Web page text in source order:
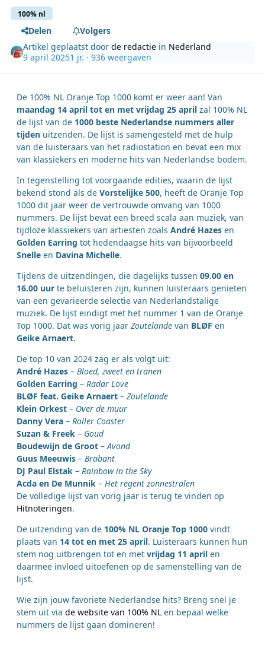
100% nl
Delen
Volgers
Artikel geplaatst doorde redactie in Nederland
9 april 20251 jr. · 936 weergaven
De 100% NL Oranje Top 1000 komt er weer aan! Van
maandag 14 april tot en met vrijdag 25 april zal 100% NL
de lijst van de 1000 beste Nederlandse nummers aller
tijden uitzenden. De lijst is samengesteld met de hulp
van de luisteraars van het radiostation en bevat een mix
van klassiekers en moderne hits van Nederlandse bodem.
In tegenstelling tot voorgaande edities, waarin de lijst
bekend stond als de Vorstelijke 500, heeft de Oranje Top
1000 dit jaar weer de vertrouwde omvang van 1000
nummers. De lijst bevat een breed scala aan muziek, van
tijdloze klassiekers van artiesten zoals André Hazes en
Golden Earring tot hedendaagse hits van bijvoorbeeld
Snelle en Davina Michelle.
Tijdens de uitzendingen, die dagelijks tussen 09.00 en
16.00 uur te beluisteren zijn, kunnen luisteraars genieten
van een gevarieerde selectie van Nederlandstalige
muziek. De lijst eindigt met het nummer 1 van de Oranje
Top 1000. Dat was vorig jaar Zoutelande van BLØF en
Geike Arnaert.
De top 10 van 2024 zag er als volgt uit:
André Hazes – Bloed, zweet en tranen
Golden Earring – Radar Love
BLØF feat. Geike Arnaert – Zoutelande
Klein Orkest – Over de muur
Danny Vera – Roller Coaster
Suzan & Freek – Goud
Boudewijn de Groot – Avond
Guus Meeuwis – Brabant
DJ Paul Elstak – Rainbow in the Sky
Acda en De Munnik – Het regent zonnestralen
De volledige lijst van vorig jaar is terug te vinden op
Hitnoteringen.
De uitzending van de 100% NL Oranje Top 1000 vindt
plaats van 14 tot en met 25 april. Luisteraars kunnen hun
stem nog uitbrengen tot en met vrijdag 11 april en
daarmee invloed uitoefenen op de samenstelling van de
lijst.
Wie zijn jouw favoriete Nederlandse hits? Breng snel je
stem uit via de website van 100% NL en bepaal welke
nummers de lijst gaan domineren!